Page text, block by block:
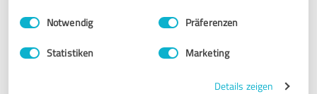
Impressum Datenschutzbestimmungen
Einwilligungsauswahl
Notwendig Präferenzen
Statistiken Marketing
Details zeigen
Bodystreet Hildesheim Dammtor